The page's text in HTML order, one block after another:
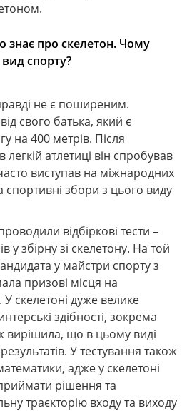
знає про скелетон. Чому
спорту?
не є поширеним.
свого батька, який є
на 400 метрів. Після
атлетиці він спробував
виступав на міжнародних
спортивні збори з цього виду
відбіркові тести –
у збірну зі скелетону. На той
у майстри спорту з
призові місця на
скелетоні дуже велике
здібності, зокрема
вирішила, що в цьому виді
У тестування також
адже у скелетоні
рішення та
траєкторію входу та виходу